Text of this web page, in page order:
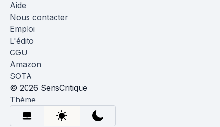
Aide
Nous contacter
Emploi
L'édito
CGU
Amazon
SOTA
© 2026 SensCritique
Thème